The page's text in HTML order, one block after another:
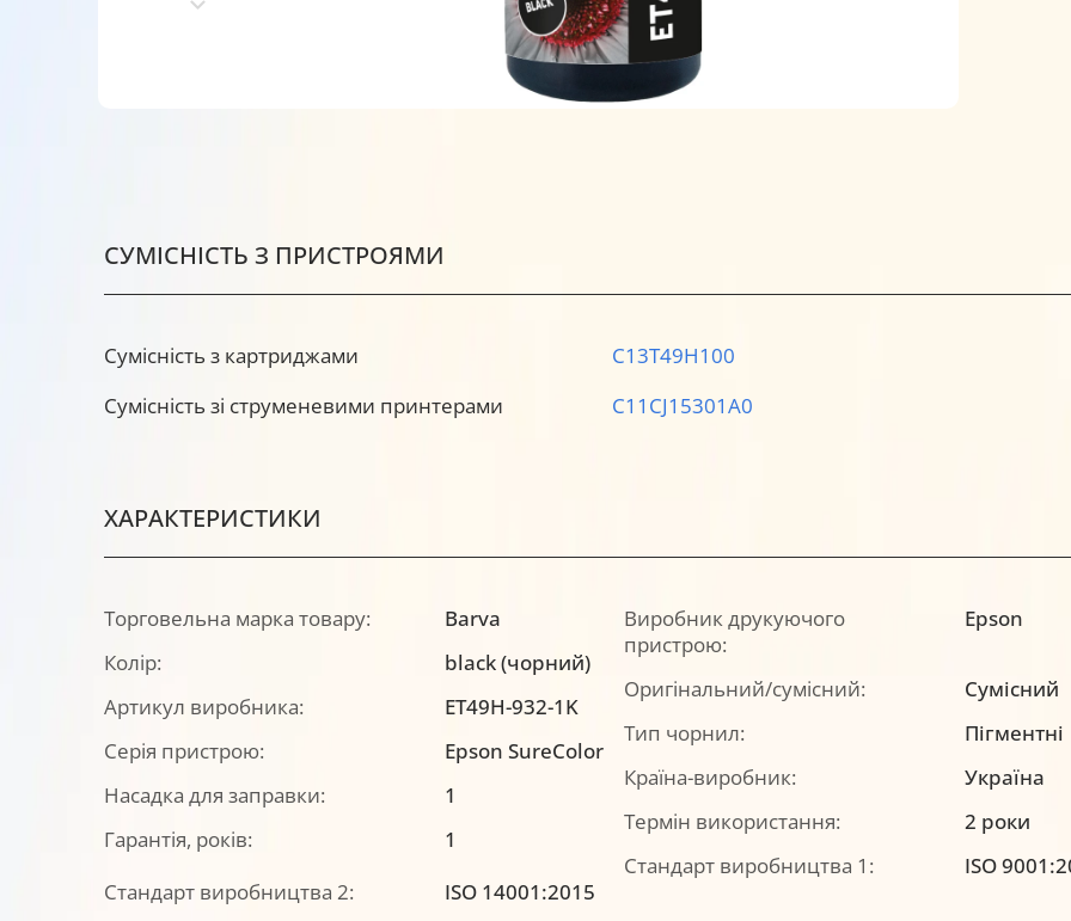
СУМІСНІСТЬ З ПРИСТРОЯМИ
Сумісність з картриджами
C13T49H100
Сумісність зі струменевими принтерами
C11CJ15301A0
ХАРАКТЕРИСТИКИ
Торговельна марка товару:
Barva
Колір:
black (чорний)
Артикул виробника:
ET49H-932-1K
Серія пристрою:
Epson SureColor
Насадка для заправки:
1
Гарантія, років:
1
Виробник друкуючого
пристрою:
Epson
Оригінальний/сумісний:
Сумісний
Тип чорнил:
Пігментні
Країна-виробник:
Україна
Термін використання:
2 роки
Стандарт виробництва 1:
ISO
Стандарт виробництва 2:
ISO 14001:2015